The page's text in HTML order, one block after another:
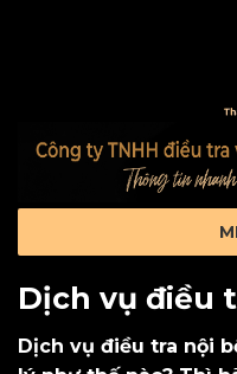
Dịch vụ điều
Dịch vụ điều tra nội